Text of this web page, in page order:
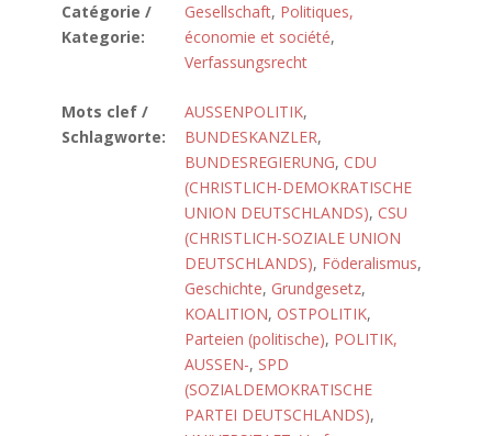
Catégorie /
Kategorie:
Gesellschaft, Politiques,
économie et société,
Verfassungsrecht
Mots clef /
Schlagworte:
AUSSENPOLITIK,
BUNDESKANZLER,
BUNDESREGIERUNG, CDU
(CHRISTLICH-DEMOKRATISCHE
UNION DEUTSCHLANDS), CSU
(CHRISTLICH-SOZIALE UNION
DEUTSCHLANDS), Föderalismus,
Geschichte, Grundgesetz,
KOALITION, OSTPOLITIK,
Parteien (politische), POLITIK,
AUSSEN-, SPD
(SOZIALDEMOKRATISCHE
PARTEI DEUTSCHLANDS),